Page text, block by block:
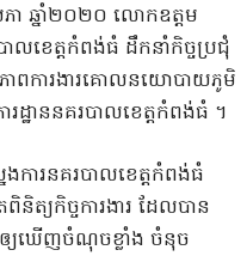
ឆ្នាំ​២០២០ លោក​ឧ​ត្ត​ម​
ខេត្តកំពង់ធំ ដឹកនាំ​កិច្ចប្រជុំ
ភាព​ការងារ​គោលនយោបាយ​ភូមិ​
ដ្ឋាន​នគរបាល​ខេត្តកំពង់ធំ ។​
រ​នគរបាល​ខេត្តកំពង់ធំ
ពិនិត្យ​កិច្ចការងារ ដែល​បាន​
ឲ្យ​ឃើញ​ចំណុចខ្លាំង ចំនុច